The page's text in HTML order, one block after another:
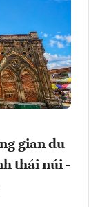
gian du
thái núi -